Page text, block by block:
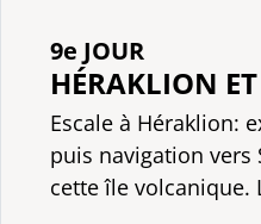
9e JOUR
HÉRAKLION
Escale à Héraklion:
puis navigation
cette île volcanique.